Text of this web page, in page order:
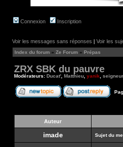
Connexion Inscription
Voir les messages sans réponses | Voir les
Index du forum » Ze Forum » Prépas
ZRX SBK du pauvre
Modérateurs: Ducat' Matthieu yanik
Auteur
imade Sujet du